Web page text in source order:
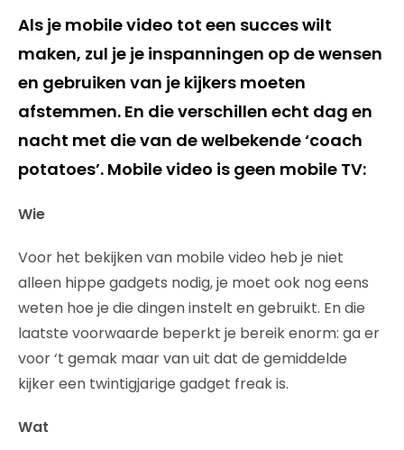
Als je mobile video tot een succes wilt
maken, zul je je inspanningen op de wensen
en gebruiken van je kijkers moeten
afstemmen. En die verschillen echt dag en
nacht met die van de welbekende ‘coach
potatoes’. Mobile video is geen mobile TV:
Wie
Voor het bekijken van mobile video heb je niet
alleen hippe gadgets nodig, je moet ook nog eens
weten hoe je die dingen instelt en gebruikt. En die
laatste voorwaarde beperkt je bereik enorm: ga er
voor ‘t gemak maar van uit dat de gemiddelde
kijker een twintigjarige gadget freak is.
Wat